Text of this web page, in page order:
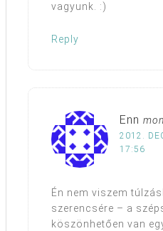
vagyunk. :)
Reply
Enn
2012.
17:56
Én nem viszem
szerencsére – a
köszönhetően van